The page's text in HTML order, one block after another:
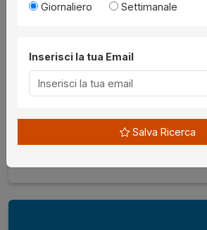
Lotto 0
da € 132.480,00
08/09/2026
Giornaliero Settimanale
Inserisci la tua Email
Salva Ricerca